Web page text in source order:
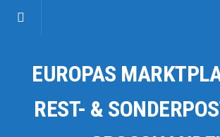
Kategorien
Auto & Motorrad
EUROPAS
REST- &